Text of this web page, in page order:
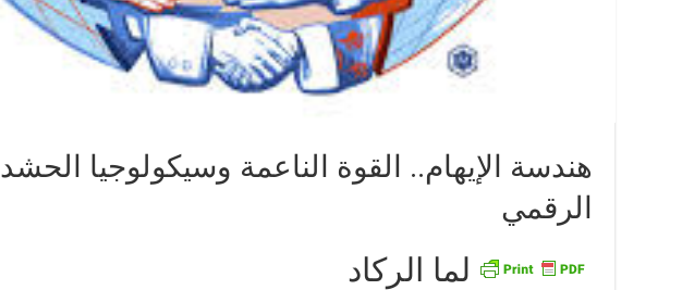
هندسة الإيهام.. القوة الناعمة وسيكولوجيا الحشد
الرقمي
لما الركاد